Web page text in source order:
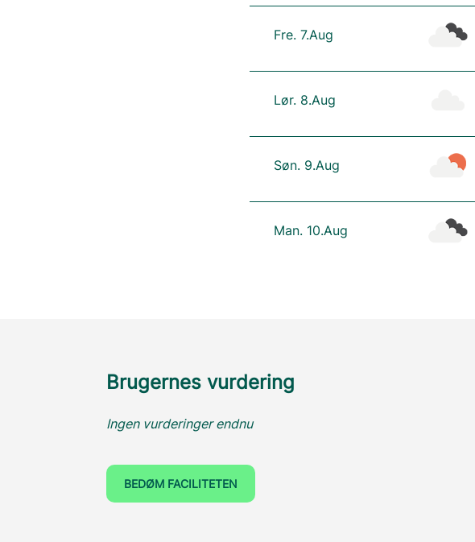
Fre. 7.Aug
Lør. 8.Aug
Søn. 9.Aug
Man. 10.Aug
Brugernes vurdering
Ingen vurderinger endnu
BEDØM FACILITETEN